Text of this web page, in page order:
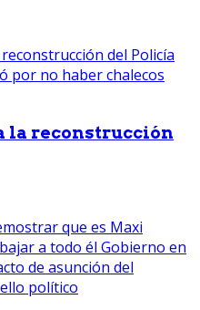
la reconstrucción